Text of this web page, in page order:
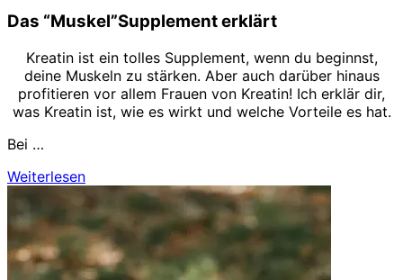
Das “Muskel”Supplement erklärt
Kreatin ist ein tolles Supplement, wenn du beginnst,
deine Muskeln zu stärken. Aber auch darüber hinaus
profitieren vor allem Frauen von Kreatin! Ich erklär dir,
was Kreatin ist, wie es wirkt und welche Vorteile es hat.
Bei …
Weiterlesen